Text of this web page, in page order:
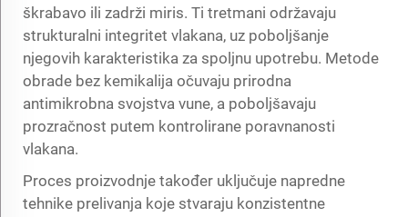
škrabavo ili zadrži miris. Ti tretmani održavaju
strukturalni integritet vlakana, uz poboljšanje
njegovih karakteristika za spoljnu upotrebu. Metode
obrade bez kemikalija očuvaju prirodna
antimikrobna svojstva vune, a poboljšavaju
prozračnost putem kontrolirane poravnanosti
vlakana.
Proces proizvodnje također uključuje napredne
tehnike prelivanja koje stvaraju konzistentne